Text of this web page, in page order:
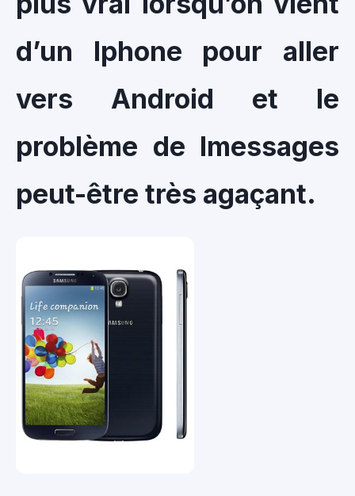
d’un Iphone pour aller
vers Android et le
problème de Imessages
peut-être très agaçant.